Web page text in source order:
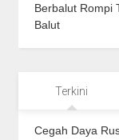
Berbalut Rompi
Balut
Terkini
Cegah Daya